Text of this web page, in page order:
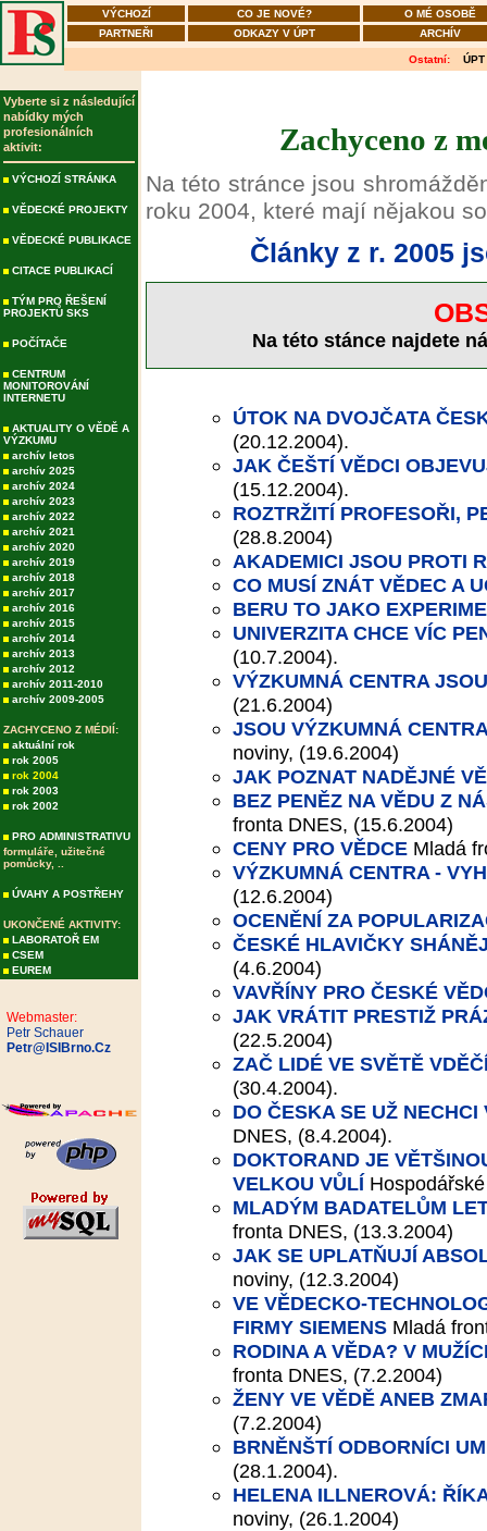
VÝCHOZÍ CO JE NOVÉ?
O MÉ OSOBĚ
PARTNEŘI
ODKAZY V ÚPT ARCHÍV
Ostatní: ÚPT
Vyberte si z následující
nabídky mých
profesionálních
aktivit:
VÝCHOZÍ STRÁNKA
VĚDECKÉ PROJEKTY
VĚDECKÉ PUBLIKACE
CITACE PUBLIKACÍ
TÝM PRO ŘEŠENÍ
PROJEKTŮ SKS
POČÍTAČE
CENTRUM
MONITOROVÁNÍ
INTERNETU
AKTUALITY O VĚDĚ A
VÝZKUMU
archív letos
archív 2025
archív 2024
archív 2023
archív 2022
archív 2021
archív 2020
archív 2019
archív 2018
archív 2017
archív 2016
archív 2015
archív 2014
archív 2013
archív 2012
archív 2011-2010
archív 2009-2005
ZACHYCENO Z MÉDIÍ:
aktuální rok
rok 2005
rok 2004
rok 2003
rok 2002
PRO ADMINISTRATIVU
formuláře, užitečné
pomůcky, ..
ÚVAHY A POSTŘEHY
UKONČENÉ AKTIVITY:
LABORATOŘ EM
CSEM
EUREM
Webmaster:
Petr Schauer
Petr@ISIBrno.Cz
Zachyceno z
Na této stránce jsou
roku 2004, které mají nějakou
Články z r. 2005
Na této stánce najdete
ÚTOK NA DVOJČATA
(20.12.2004).
JAK ČEŠTÍ VĚDCI
(15.12.2004).
ROZTRŽITÍ PROFESOŘI,
(28.8.2004)
AKADEMICI JSOU PROTI
CO MUSÍ ZNÁT VĚDEC A
BERU TO JAKO
UNIVERZITA CHCE VÍC
(10.7.2004).
VÝZKUMNÁ CENTRA
(21.6.2004)
JSOU VÝZKUMNÁ
noviny, (19.6.2004)
JAK POZNAT NADĚJNÉ
BEZ PENĚZ NA VĚDU Z
fronta DNES, (15.6.2004)
CENY PRO VĚDCE Mladá
VÝZKUMNÁ CENTRA -
(12.6.2004)
OCENĚNÍ ZA
ČESKÉ HLAVIČKY
(4.6.2004)
VAVŘÍNY PRO ČESKÉ
JAK VRÁTIT PRESTIŽ
(22.5.2004)
ZAČ LIDÉ VE SVĚTĚ
(30.4.2004).
DO ČESKA SE UŽ
DNES, (8.4.2004).
DOKTORAND JE
VELKOU VŮLÍ
MLADÝM BADATELŮM
fronta DNES, (13.3.2004)
JAK SE UPLATŇUJÍ
noviny, (12.3.2004)
VE VĚDECKO-
FIRMY SIEMENS Mladá
RODINA A VĚDA? V
fronta DNES, (7.2.2004)
ŽENY VE VĚDĚ ANEB
(7.2.2004)
BRNĚNŠTÍ ODBORNÍCI
(28.1.2004).
HELENA ILLNEROVÁ:
noviny, (26.1.2004)